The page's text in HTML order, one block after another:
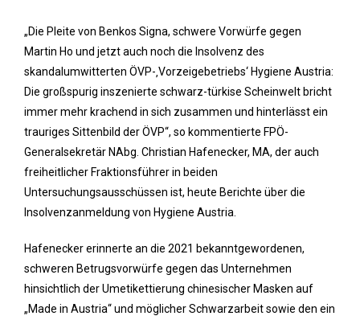
„Die Pleite von Benkos Signa, schwere Vorwürfe gegen
Martin Ho und jetzt auch noch die Insolvenz des
skandalumwitterten ÖVP-‚Vorzeigebetriebs‘ Hygiene Austria:
Die großspurig inszenierte schwarz-türkise Scheinwelt bricht
immer mehr krachend in sich zusammen und hinterlässt ein
trauriges Sittenbild der ÖVP“, so kommentierte FPÖ-
Generalsekretär NAbg. Christian Hafenecker, MA, der auch
freiheitlicher Fraktionsführer in beiden
Untersuchungsausschüssen ist, heute Berichte über die
Insolvenzanmeldung von Hygiene Austria.
Hafenecker erinnerte an die 2021 bekanntgewordenen,
schweren Betrugsvorwürfe gegen das Unternehmen
hinsichtlich der Umetikettierung chinesischer Masken auf
„Made in Austria“ und möglicher Schwarzarbeit sowie den ein